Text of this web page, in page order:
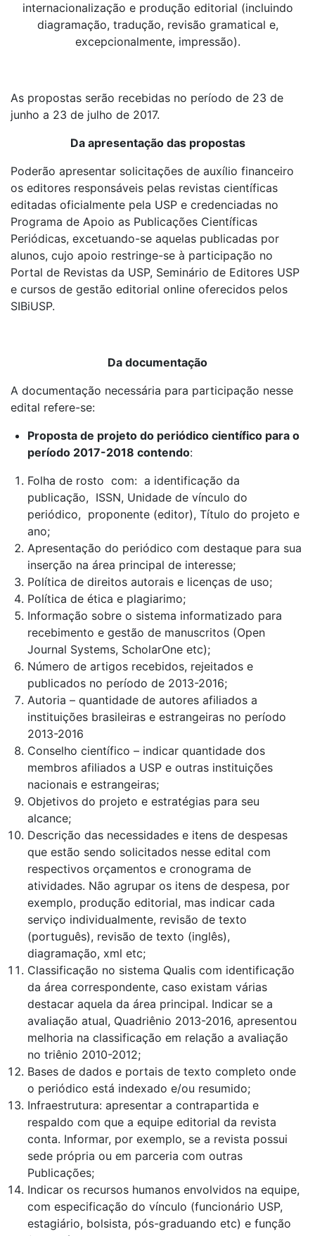
internacionalização e produção editorial (incluindo
diagramação, tradução, revisão gramatical e,
excepcionalmente, impressão).
As propostas serão recebidas no período de 23 de
junho a 23 de julho de 2017.
Da apresentação das propostas
Poderão apresentar solicitações de auxílio financeiro
os editores responsáveis pelas revistas científicas
editadas oficialmente pela USP e credenciadas no
Programa de Apoio as Publicações Científicas
Periódicas, excetuando-se aquelas publicadas por
alunos, cujo apoio restringe-se à participação no
Portal de Revistas da USP, Seminário de Editores USP
e cursos de gestão editorial online oferecidos pelos
SIBiUSP.
Da documentação
A documentação necessária para participação nesse
edital refere-se:
Proposta de projeto do periódico científico para o
período 2017-2018 contendo:
Folha de rosto com: a identificação da
publicação, ISSN, Unidade de vínculo do
periódico, proponente (editor), Título do projeto e
ano;
Apresentação do periódico com destaque para sua
inserção na área principal de interesse;
Política de direitos autorais e licenças de uso;
Política de ética e plagiarimo;
Informação sobre o sistema informatizado para
recebimento e gestão de manuscritos (Open
Journal Systems, ScholarOne etc);
Número de artigos recebidos, rejeitados e
publicados no período de 2013-2016;
Autoria – quantidade de autores afiliados a
instituições brasileiras e estrangeiras no período
2013-2016
Conselho científico – indicar quantidade dos
membros afiliados a USP e outras instituições
nacionais e estrangeiras;
Objetivos do projeto e estratégias para seu
alcance;
Descrição das necessidades e itens de despesas
que estão sendo solicitados nesse edital com
respectivos orçamentos e cronograma de
atividades. Não agrupar os itens de despesa, por
exemplo, produção editorial, mas indicar cada
serviço individualmente, revisão de texto
(português), revisão de texto (inglês),
diagramação, xml etc;
Classificação no sistema Qualis com identificação
da área correspondente, caso existam várias
destacar aquela da área principal. Indicar se a
avaliação atual, Quadriênio 2013-2016, apresentou
melhoria na classificação em relação a avaliação
no triênio 2010-2012;
Bases de dados e portais de texto completo onde
o periódico está indexado e/ou resumido;
Infraestrutura: apresentar a contrapartida e
respaldo com que a equipe editorial da revista
conta. Informar, por exemplo, se a revista possui
sede própria ou em parceria com outras
Publicações;
Indicar os recursos humanos envolvidos na equipe,
com especificação do vínculo (funcionário USP,
estagiário, bolsista, pós-graduando etc) e função